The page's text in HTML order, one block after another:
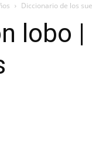
Diccionario de los
lobo